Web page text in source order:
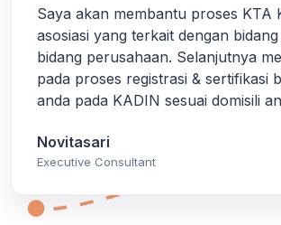
Saya akan membantu proses KTA
asosiasi yang terkait dengan
bidang perusahaan. Selanjutnya
pada proses registrasi & sertifikasi
anda pada KADIN sesuai domisili
Novitasari
Executive Consultant